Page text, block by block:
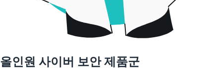
올인원 사이버 보안 제품군